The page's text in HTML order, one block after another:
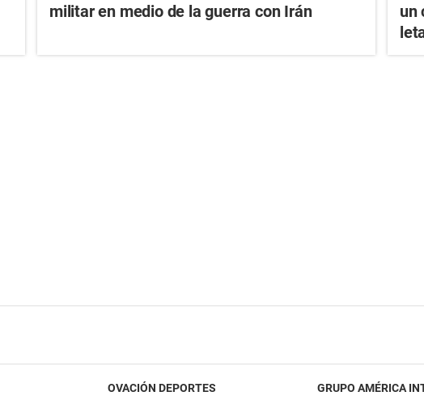
militar en medio de la guerra con Irán
un
OVACIÓN DEPORTES GRUPO AMÉRICA